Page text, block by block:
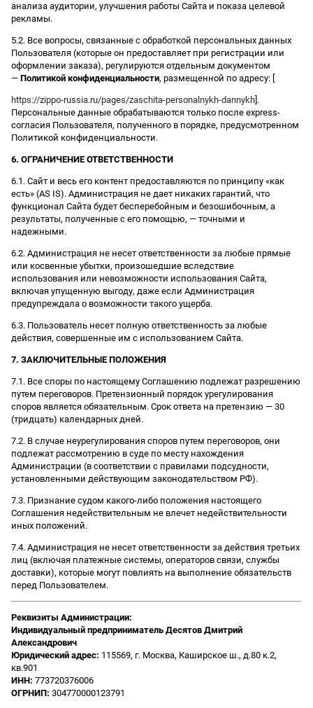
анализа аудитории, улучшения работы Сайта и показа целевой
рекламы.
5.2. Все вопросы, связанные с обработкой персональных данных
Пользователя (которые он предоставляет при регистрации или
оформлении заказа), регулируются отдельным документом
— Политикой конфиденциальности, размещенной по адресу: [
https://zippo-russia.ru/pages/zaschita-personalnykh-dannykh ].
Персональные данные обрабатываются только после express-
согласия Пользователя, полученного в порядке, предусмотренном
Политикой конфиденциальности.
6. ОГРАНИЧЕНИЕ ОТВЕТСТВЕННОСТИ
6.1. Сайт и весь его контент предоставляются по принципу «как
есть» (AS IS). Администрация не дает никаких гарантий, что
функционал Сайта будет бесперебойным и безошибочным, а
результаты, полученные с его помощью, — точными и
надежными.
6.2. Администрация не несет ответственности за любые прямые
или косвенные убытки, произошедшие вследствие
использования или невозможности использования Сайта,
включая упущенную выгоду, даже если Администрация
предупреждала о возможности такого ущерба.
6.3. Пользователь несет полную ответственность за любые
действия, совершенные им с использованием Сайта.
7. ЗАКЛЮЧИТЕЛЬНЫЕ ПОЛОЖЕНИЯ
7.1. Все споры по настоящему Соглашению подлежат разрешению
путем переговоров. Претензионный порядок урегулирования
споров является обязательным. Срок ответа на претензию — 30
(тридцать) календарных дней.
7.2. В случае неурегулирования споров путем переговоров, они
подлежат рассмотрению в суде по месту нахождения
Администрации (в соответствии с правилами подсудности,
установленными действующим законодательством РФ).
7.3. Признание судом какого-либо положения настоящего
Соглашения недействительным не влечет недействительности
иных положений.
7.4. Администрация не несет ответственности за действия третьих
лиц (включая платежные системы, операторов связи, службы
доставки), которые могут повлиять на выполнение обязательств
перед Пользователем.
Реквизиты Администрации:
Индивидуальный предприниматель Десятов Дмитрий
Александрович
Юридический адрес: 115569, г. Москва, Каширское ш., д.80 к.2,
кв.901
ИНН: 773720376006
ОГРНИП: 304770000123791